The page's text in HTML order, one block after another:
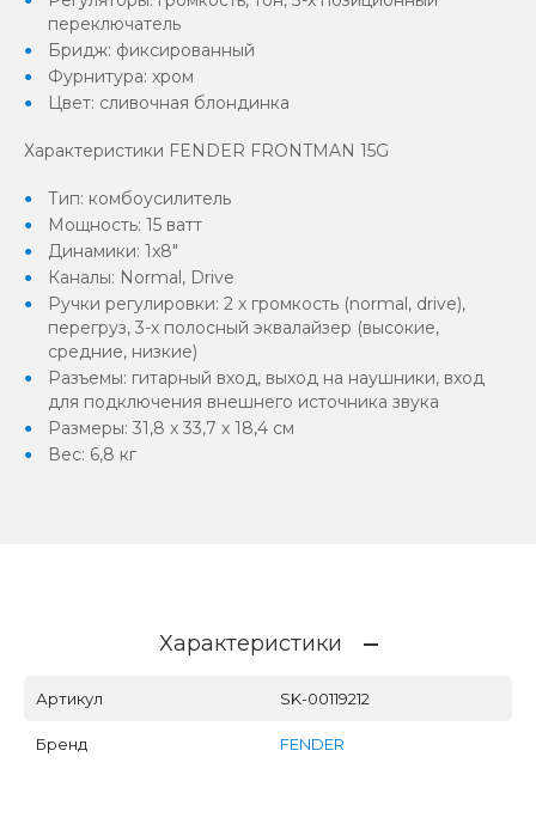
переключатель
Бридж: фиксированный
Фурнитура: хром
Цвет: сливочная блондинка
Характеристики FENDER FRONTMAN 15G
Тип: комбоусилитель
Мощность: 15 ватт
Динамики: 1x8"
Каналы: Normal, Drive
Ручки регулировки: 2 х громкость (normal, drive),
перегруз, 3-х полосный эквалайзер (высокие,
средние, низкие)
Разъемы: гитарный вход, выход на наушники, вход
для подключения внешнего источника звука
Размеры: 31,8 x 33,7 x 18,4 см
Вес: 6,8 кг
Характеристики
Артикул SK-00119212
Бренд FENDER